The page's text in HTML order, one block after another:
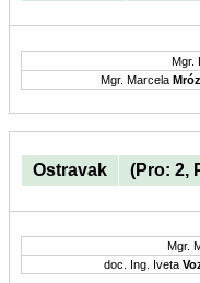
Mgr.
Mgr. Marcela
Ostravak (Pro: 2,
Mgr.
doc. Ing. Iveta